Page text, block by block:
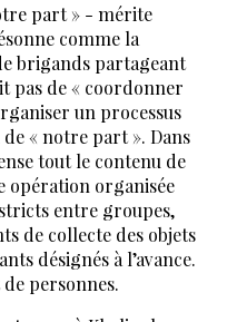
part » - mérite
comme la
brigands partageant
pas de « coordonner
un processus
de « notre part ». Dans
tout le contenu de
opération organisée
entre groupes,
de collecte des objets
désignés à l’avance.
personnes.